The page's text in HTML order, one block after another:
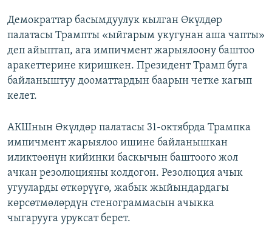
Демократтар басымдуулук кылган Өкүлдөр
палатасы Трампты «ыйгарым укугунан аша чапты»
деп айыптап, ага импичмент жарыялоону баштоо
аракеттерине киришкен. Президент Трамп буга
байланыштуу дооматтардын баарын четке кагып
келет.
АКШнын Өкүлдөр палатасы 31-октябрда Трампка
импичмент жарыялоо ишине байланышкан
иликтөөнүн кийинки баскычын баштоого жол
ачкан резолюцияны колдогон. Резолюция ачык
угууларды өткөрүүгө, жабык жыйындардагы
көрсөтмөлөрдүн стенограммасын ачыкка
чыгарууга уруксат берет.